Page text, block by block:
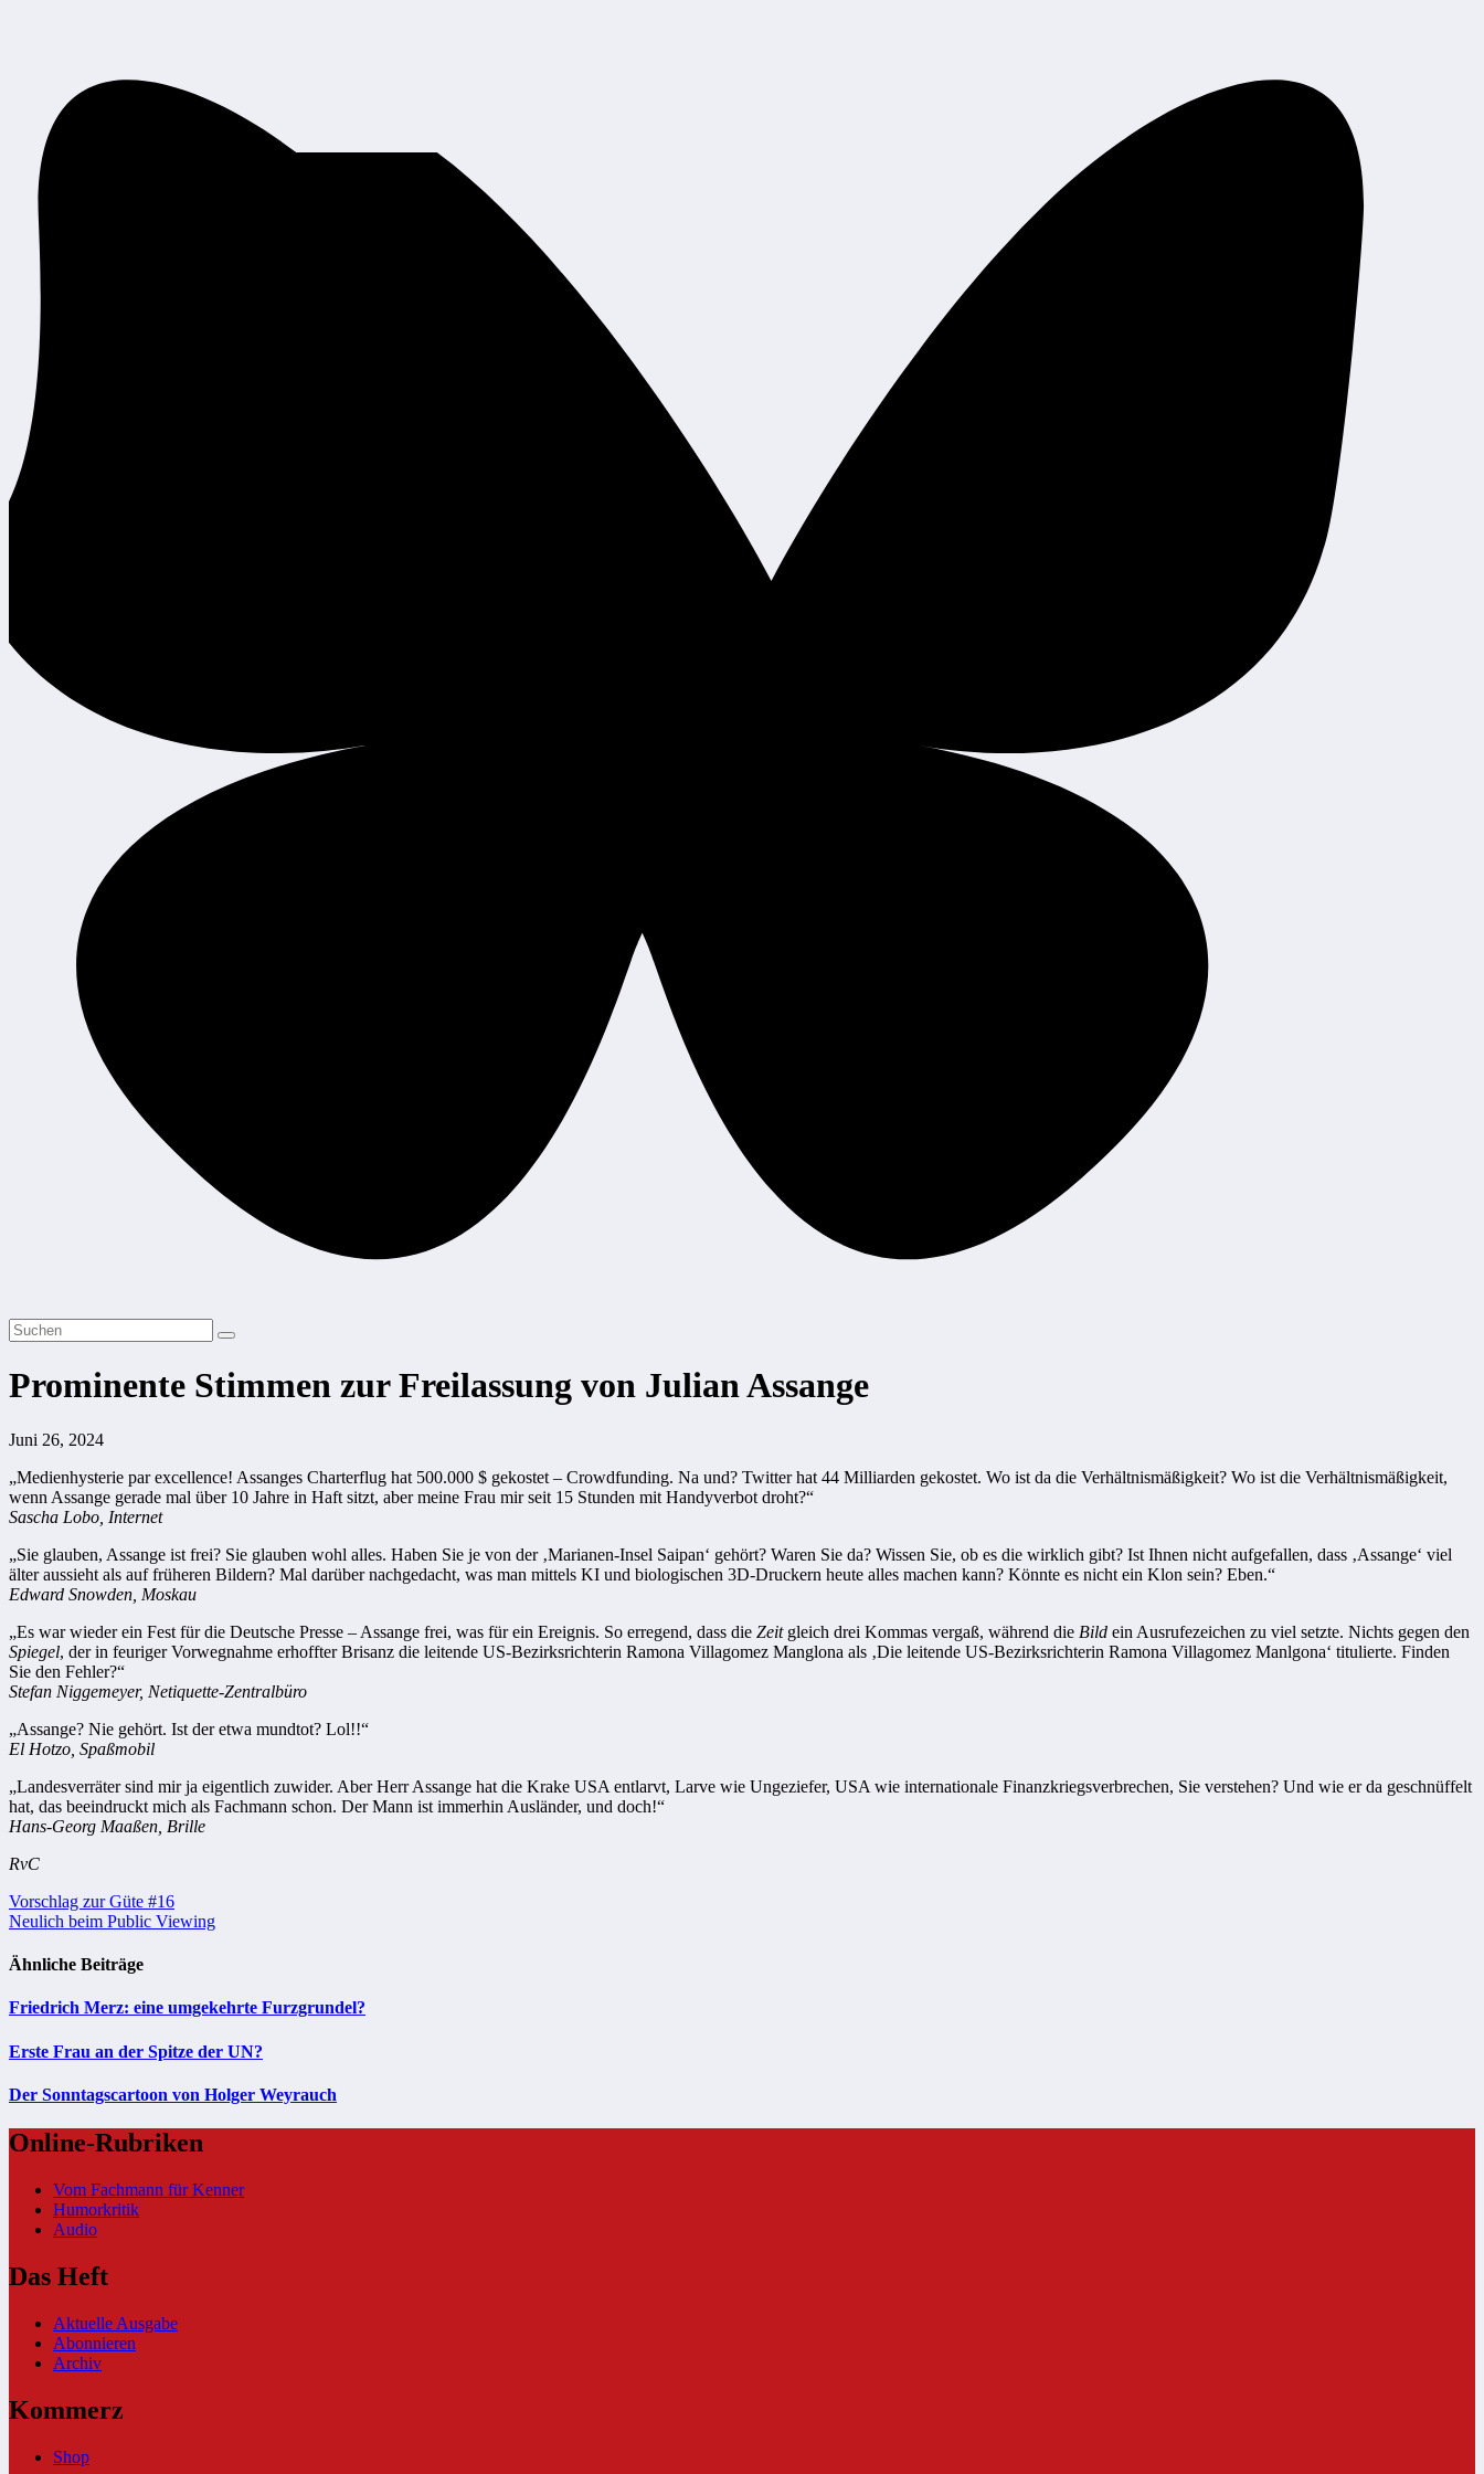
Prominente Stimmen zur Freilassung von Julian Assange
Juni 26, 2024
„Medienhysterie par excellence! Assanges Charterflug hat 500.000 $ gekostet – Crowdfunding. Na und? Twitter hat 44 Milliarden gekostet. Wo ist da die Verhältnismäßigkeit? Wo ist die Verhältnismäßigkeit,
wenn Assange gerade mal über 10 Jahre in Haft sitzt, aber meine Frau mir seit 15 Stunden mit Handyverbot droht?“
Sascha Lobo, Internet
„Sie glauben, Assange ist frei? Sie glauben wohl alles. Haben Sie je von der ‚Marianen-Insel Saipan‘ gehört? Waren Sie da? Wissen Sie, ob es die wirklich gibt? Ist Ihnen nicht aufgefallen, dass ‚Assange‘ viel
älter aussieht als auf früheren Bildern? Mal darüber nachgedacht, was man mittels KI und biologischen 3D-Druckern heute alles machen kann? Könnte es nicht ein Klon sein? Eben.“
Edward Snowden, Moskau
„Es war wieder ein Fest für die Deutsche Presse – Assange frei, was für ein Ereignis. So erregend, dass die Zeitgleich drei Kommas vergaß, während die Bild ein Ausrufezeichen zu viel setzte. Nichts gegen den
Spiegel, der in feuriger Vorwegnahme erhoffter Brisanz die leitende US-Bezirksrichterin Ramona Villagomez Manglona als ‚Die leitende US-Bezirksrichterin Ramona Villagomez Manlgona‘ titulierte. Finden
Sie den Fehler?“
Stefan Niggemeyer, Netiquette-Zentralbüro
„Assange? Nie gehört. Ist der etwa mundtot? Lol!!“
El Hotzo, Spaßmobil
„Landesverräter sind mir ja eigentlich zuwider. Aber Herr Assange hat die Krake USA entlarvt, Larve wie Ungeziefer, USA wie internationale Finanzkriegsverbrechen, Sie verstehen? Und wie er da geschnüffelt
hat, das beeindruckt mich als Fachmann schon. Der Mann ist immerhin Ausländer, und doch!“
Hans-Georg Maaßen, Brille
RvC
Beitragsnavigation
Vorschlag zur Güte #16
Neulich beim Public Viewing
Ähnliche Beiträge
Friedrich Merz: eine umgekehrte Furzgrundel?
Erste Frau an der Spitze der UN?
Der Sonntagscartoon von Holger Weyrauch
Online-Rubriken
Vom Fachmann für Kenner
Humorkritik
Audio
Das Heft
Aktuelle Ausgabe
Abonnieren
Archiv
Kommerz
Shop